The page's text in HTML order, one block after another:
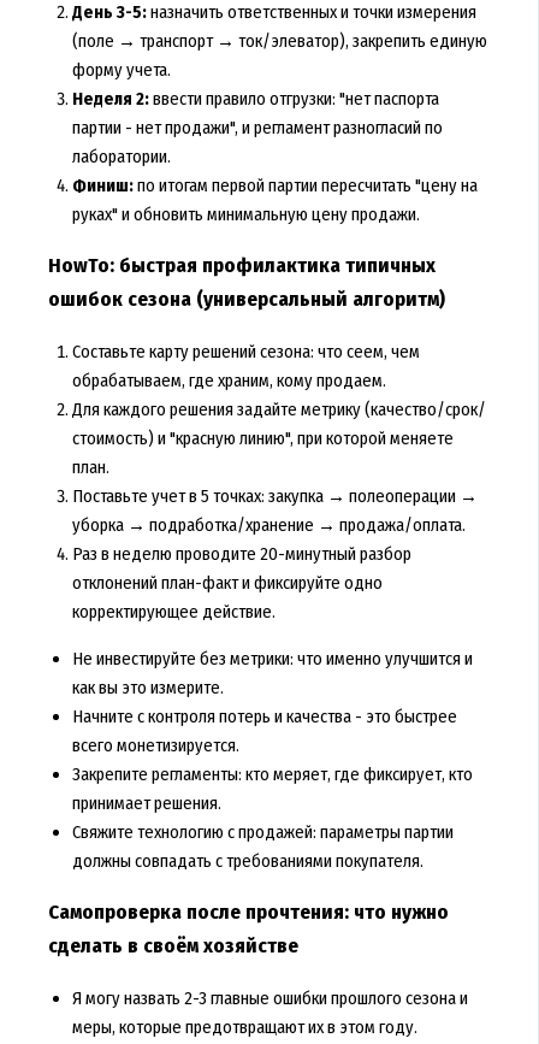
День 3-5:назначить ответственных и точки измерения
(поле → транспорт → ток/элеватор), закрепить единую
форму учета.
Неделя 2:ввести правило отгрузки: "нет паспорта
партии - нет продажи", и регламент разногласий по
лаборатории.
Финиш:по итогам первой партии пересчитать "цену на
руках" и обновить минимальную цену продажи.
HowTo: быстрая профилактика типичных
ошибок сезона (универсальный алгоритм)
Составьте карту решений сезона: что сеем, чем
обрабатываем, где храним, кому продаем.
Для каждого решения задайте метрику (качество/срок/
стоимость) и "красную линию", при которой меняете
план.
Поставьте учет в 5 точках: закупка → полеоперации →
уборка → подработка/хранение → продажа/оплата.
Раз в неделю проводите 20-минутный разбор
отклонений план-факт и фиксируйте одно
корректирующее действие.
Не инвестируйте без метрики: что именно улучшится и
как вы это измерите.
Начните с контроля потерь и качества - это быстрее
всего монетизируется.
Закрепите регламенты: кто меряет, где фиксирует, кто
принимает решения.
Свяжите технологию с продажей: параметры партии
должны совпадать с требованиями покупателя.
Самопроверка после прочтения: что нужно
сделать в своём хозяйстве
Я могу назвать 2-3 главные ошибки прошлого сезона и
меры, которые предотвращают их в этом году.